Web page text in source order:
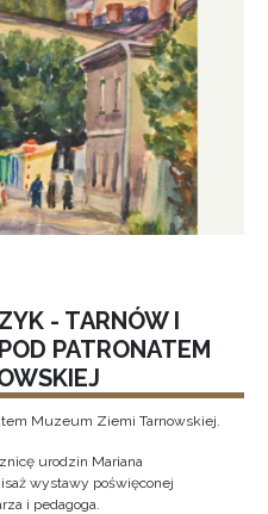
- TARNÓW I
PATRONATEM
Muzeum Ziemi Tarnowskiej.
urodzin Mariana
wystawy poświęconej
i pedagoga.